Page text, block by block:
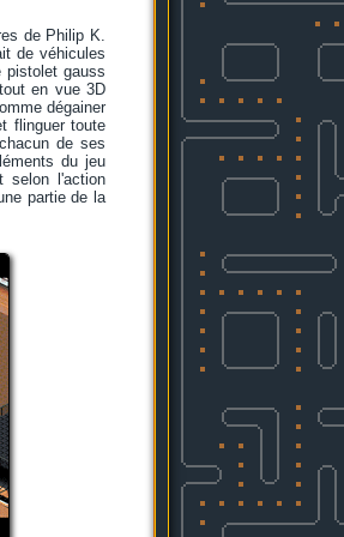
de Philip K.
de véhicules
pistolet gauss
en vue 3D
dégainer
flinguer toute
de ses
du jeu
selon l'action
partie de la